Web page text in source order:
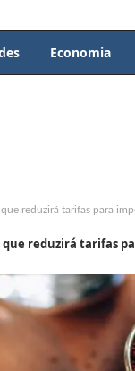
Economia
reduzirá tarifas para
reduzirá tarifas